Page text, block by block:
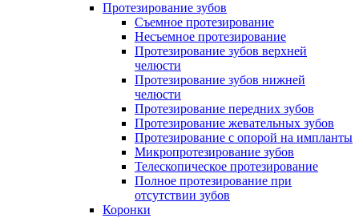
Протезирование зубов
Съемное протезирование
Несъемное протезирование
Протезирование зубов верхней
челюсти
Протезирование зубов нижней
челюсти
Протезирование передних зубов
Протезирование жевательных зубов
Протезирование с опорой на импланты
Микропротезирование зубов
Телескопическое протезирование
Полное протезирование при
отсутствии зубов
Коронки